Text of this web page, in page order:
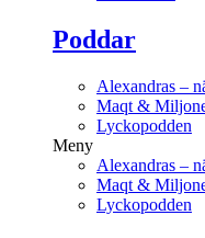
Poddar
Alexandras –
Maqt &
Lyckopodden
Meny
Alexandras –
Maqt &
Lyckopodden